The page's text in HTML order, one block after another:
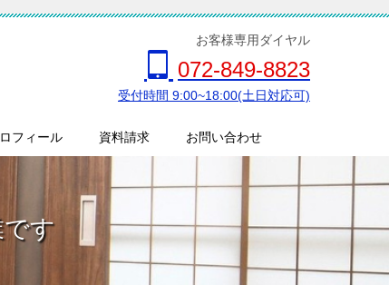
お客様専用ダイヤル
072-849-8823
受付時間 9:00~18:00(土日対応可)
フィール 資料請求 お問い合わせ
す